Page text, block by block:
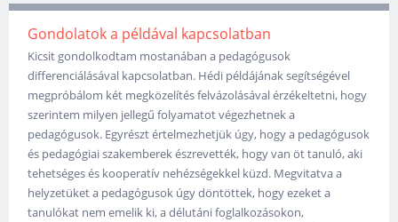
Gondolatok a példával kapcsolatban
Kicsit gondolkodtam mostanában a pedagógusok
differenciálásával kapcsolatban. Hédi példájának segítségével
megpróbálom két megközelítés felvázolásával érzékeltetni, hogy
szerintem milyen jellegű folyamatot végezhetnek a
pedagógusok. Egyrészt értelmezhetjük úgy, hogy a pedagógusok
és pedagógiai szakemberek észrevették, hogy van öt tanuló, aki
tehetséges és kooperatív nehézségekkel küzd. Megvitatva a
helyzetüket a pedagógusok úgy döntöttek, hogy ezeket a
tanulókat nem emelik ki, a délutáni foglalkozásokon,